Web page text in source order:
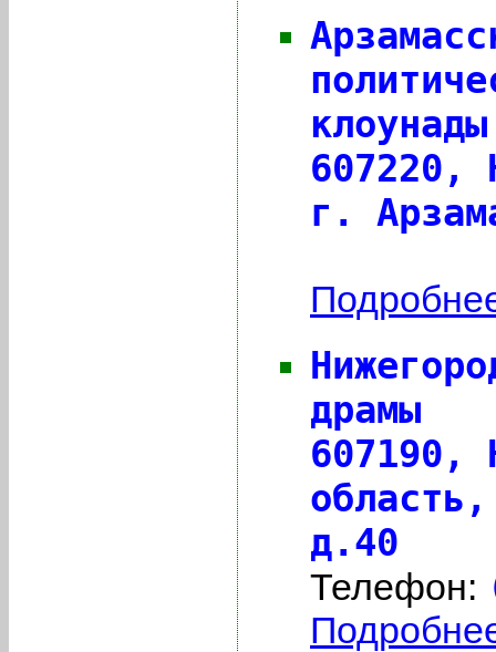
607220,
г.
драмы
607190,
д.40
Телефон: